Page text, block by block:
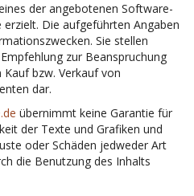
der angebotenen Software-
Die aufgeführten Angaben
Sie stellen
zur Beanspruchung
bzw. Verkauf von
dar.
übernimmt keine Garantie für
der Texte und Grafiken und
oder Schäden jedweder Art
die Benutzung des Inhalts